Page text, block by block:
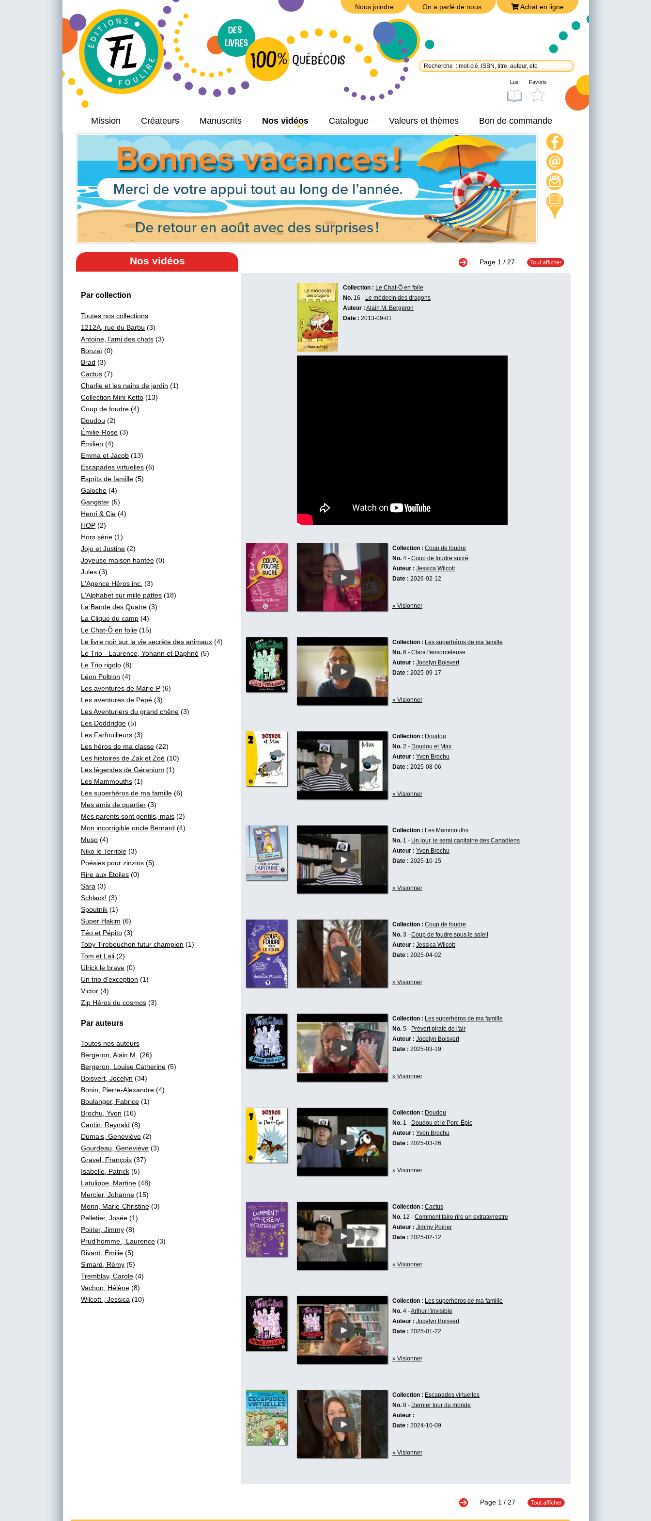
Nous joindre On a parlé de nous Achat en ligne
Mission Créateurs Manuscrits Nos vidéos Catalogue Valeurs et thèmes Bon de commande
On a parlé de nous
Achat en ligne
Nous joindre
Politique de confidentialité
Lus Favoris
Nos vidéos
Par collection
Toutes nos collections
1212A, rue du Barbu (3)
Antoine, l'ami des chats (3)
Bonzaï (0)
Brad (3)
Cactus (7)
Charlie et les nains de jardin (1)
Collection Mini Ketto (13)
Coup de foudre (4)
Doudou (2)
Émilie-Rose (3)
Émilien (4)
Emma et Jacob (13)
Escapades virtuelles (6)
Esprits de famille (5)
Galoche (4)
Gangster (5)
Henri & Cie (4)
HOP (2)
Hors série (1)
Jojo et Justine (2)
Joyeuse maison hantée (0)
Jules (3)
L'Agence Héros inc. (3)
L'Alphabet sur mille pattes (18)
La Bande des Quatre (3)
La Clique du camp (4)
Le Chat-Ô en folie (15)
Le livre noir sur la vie secrète des animaux (4)
Le Trio - Laurence, Yohann et Daphné (5)
Le Trio rigolo (8)
Léon Poltron (4)
Les aventures de Marie-P (6)
Les aventures de Pépé (3)
Les Aventuriers du grand chêne (3)
Les Doddridge (5)
Les Farfouilleurs (3)
Les héros de ma classe (22)
Les histoires de Zak et Zoé (10)
Les légendes de Géranium (1)
Les Mammouths (1)
Les superhéros de ma famille (6)
Mes amis de quartier (3)
Mes parents sont gentils, mais (2)
Mon incorrigible oncle Bernard (4)
Muso (4)
Niko le Terrible (3)
Poésies pour zinzins (5)
Rire aux Étoiles (0)
Sara (3)
Schlack! (3)
Spoutnik (1)
Super Hakim (6)
Téo et Pépito (3)
Toby Tirebouchon futur champion (1)
Tom et Lali (2)
Ulrick le brave (0)
Un trio d'exception (1)
Victor (4)
Zip Héros du cosmos (3)
Par auteurs
Toutes nos auteurs
Bergeron, Alain M. (26)
Bergeron, Louise Catherine (5)
Boisvert, Jocelyn (34)
Bonin, Pierre-Alexandre (4)
Boulanger, Fabrice (1)
Brochu, Yvon (16)
Cantin, Reynald (8)
Dumais, Geneviève (2)
Gourdeau, Geneviève (3)
Gravel, François (37)
Isabelle, Patrick (5)
Latulippe, Martine (48)
Mercier, Johanne (15)
Morin, Marie-Christine (3)
Pelletier, Josée (1)
Poirier, Jimmy (8)
Prud’homme , Laurence (3)
Rivard, Émilie (5)
Simard, Rémy (5)
Tremblay, Carole (4)
Vachon, Hélène (8)
Wilcott , Jessica (10)
Page 1 / 27
Collection : Le Chat-Ô en folie
No. 16 - Le médecin des dragons
Auteur : Alain M. Bergeron
Date : 2013-09-01
Collection : Coup de foudre
No. 4 - Coup de foudre sucré
Auteur : Jessica Wilcott
Date : 2026-02-12
» Visionner
Collection : Les superhéros de ma famille
No. 6 - Clara l'ensorceleuse
Auteur : Jocelyn Boisvert
Date : 2025-09-17
» Visionner
Collection : Doudou
No. 2 - Doudou et Max
Auteur : Yvon Brochu
Date : 2025-08-06
» Visionner
Collection : Les Mammouths
No. 1 - Un jour, je serai capitaine des Canadiens
Auteur : Yvon Brochu
Date : 2025-10-15
» Visionner
Collection : Coup de foudre
No. 3 - Coup de foudre sous le soleil
Auteur : Jessica Wilcott
Date : 2025-04-02
» Visionner
Collection : Les superhéros de ma famille
No. 5 - Prévert pirate de l'air
Auteur : Jocelyn Boisvert
Date : 2025-03-19
» Visionner
Collection : Doudou
No. 1 - Doudou et le Porc-Épic
Auteur : Yvon Brochu
Date : 2025-03-26
» Visionner
Collection : Cactus
No. 12 - Comment faire rire un extraterrestre
Auteur : Jimmy Poirier
Date : 2025-02-12
» Visionner
Collection : Les superhéros de ma famille
No. 4 -Arthur l'invisible
Auteur : Jocelyn Boisvert
Date : 2025-01-22
» Visionner
Collection : Escapades virtuelles
No. 8 - Dernier tour du monde
Auteur :
Date : 2024-10-09
» Visionner
Page 1 / 27